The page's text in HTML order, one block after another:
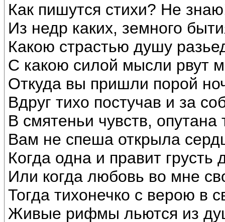
Как пишутся стихи? Не
Из недр каких, земного
Какою страстью душу
С какою силой мысли рвут
Откуда вы пришли порой
Вдруг тихо постучав и за
В смятеньи чувств, опутана
Вам не спеша открыла
Когда одна и правит
Или когда любовь во мне
Тогда тихонечко с верою в
Живые рифмы льются из